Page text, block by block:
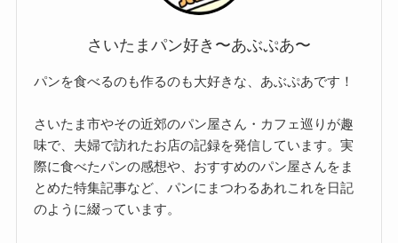
さいたまパン好き〜あぶぷあ〜
パンを食べるのも作るのも大好きな、あぶぷあです！
さいたま市やその近郊のパン屋さん・カフェ巡りが趣
味で、夫婦で訪れたお店の記録を発信しています。実
際に食べたパンの感想や、おすすめのパン屋さんをま
とめた特集記事など、パンにまつわるあれこれを日記
のように綴っています。